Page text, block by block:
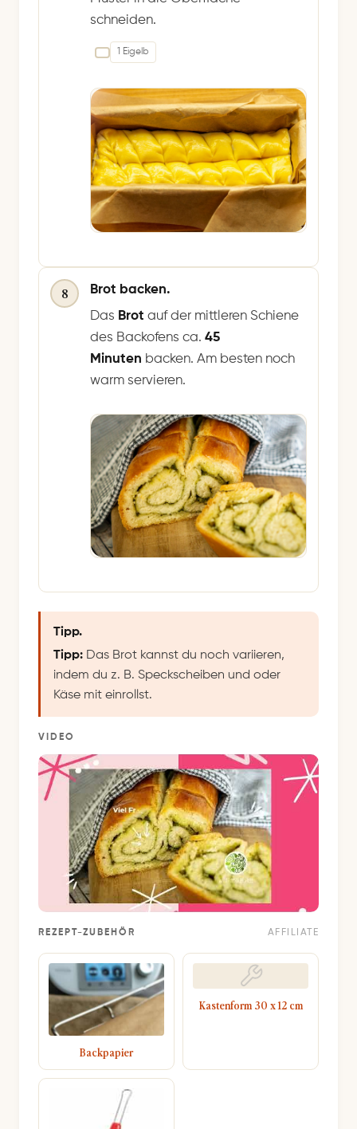
schneiden.
1 Eigelb
8
Brot backen.
Das Brot auf der mittleren Schiene
des Backofens ca. 45
Minuten backen. Am besten noch
warm servieren.
Tipp.
Tipp: Das Brot kannst du noch variieren,
indem du z. B. Speckscheiben und oder
Käse mit einrollst.
VIDEO
REZEPT-ZUBEHÖR AFFILIATE
Backpapier
Kastenform 30 x 12 cm